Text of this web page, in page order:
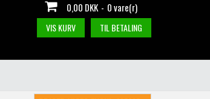
0,00 DKK - 0 vare(r)
VIS KURV TIL BETALING